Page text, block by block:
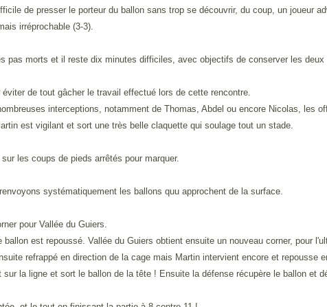
de presser le porteur du ballon sans trop se découvrir, du coup, un joueur
irréprochable (3-3).
morts et il reste dix minutes difficiles, avec objectifs de conserver les deux
de tout gâcher le travail effectué lors de cette rencontre.
interceptions, notamment de Thomas, Abdel ou encore Nicolas, les
est vigilant et sort une très belle claquette qui soulage tout un stade.
les coups de pieds arrêtés pour marquer.
systématiquement les ballons quu approchent de la surface.
pour Vallée du Guiers.
est repoussé. Vallée du Guiers obtient ensuite un nouveau corner, pour
refrappé en direction de la cage mais Martin intervient encore et repousse
la ligne et sort le ballon de la tête ! Ensuite la défense récupère le ballon et